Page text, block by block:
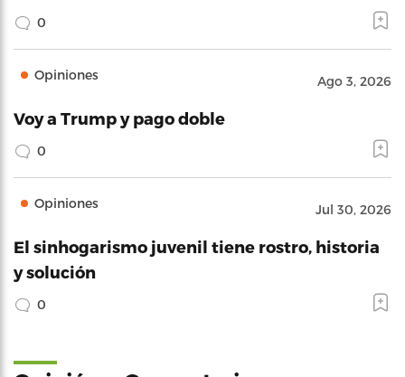
0
Opiniones Ago 3, 2026
Voy a Trump y pago doble
0
Opiniones Jul 30, 2026
El sinhogarismo juvenil tiene rostro, historia
y solución
0